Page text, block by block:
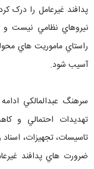
پدافند غيرعامل را درک
نيروهاي نظامي نيست و
راستاي ماموريت هاي
آسيب شود.
سرهنگ عبدالمالکي
تهديدات احتمالي و
تاسيسات، تجهيزات،
ضرورت هاي پدافند